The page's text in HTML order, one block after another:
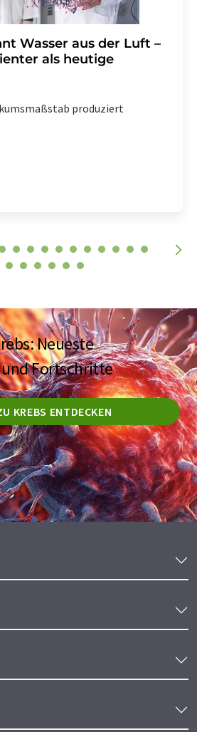
Wasser aus der Luft –
als heutige
produziert
Neueste
Fortschritte
KREBS ENTDECKEN